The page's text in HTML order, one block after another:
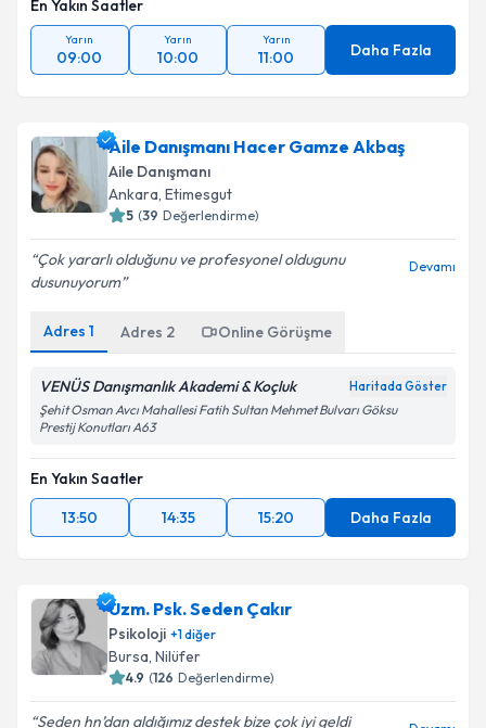
En Yakın Saatler
Yarın
09:00
Yarın
10:00
Yarın
11:00 Daha Fazla
Aile Danışmanı Hacer Gamze Akbaş
Aile Danışmanı
Ankara, Etimesgut
5 (39 Değerlendirme)
Çok yararlı olduğunu ve profesyonel oldugunu
dusunuyorum
Devamı
Adres 1 Adres 2 Online Görüşme
VENÜS Danışmanlık Akademi & Koçluk Haritada Göster
Şehit Osman Avcı Mahallesi Fatih Sultan Mehmet Bulvarı Göksu
Prestij Konutları A63
En Yakın Saatler
13:50
14:35 15:20 Daha Fazla
Uzm. Psk. Seden Çakır
Psikoloji +1diğer
Bursa, Nilüfer
4.9 (126 Değerlendirme)
Seden hn’dan aldığımız destek bize çok iyi geldi